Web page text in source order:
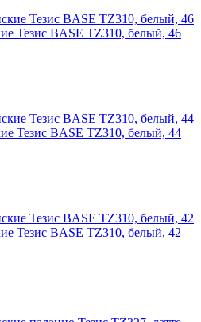
Тезис BASE TZ310, белый, 46
Тезис BASE TZ310, белый, 44
Тезис BASE TZ310, белый, 42